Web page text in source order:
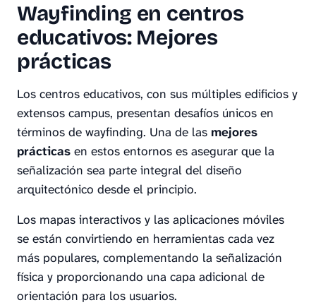
Wayfinding en centros
educativos: Mejores
prácticas
Los centros educativos, con sus múltiples edificios y
extensos campus, presentan desafíos únicos en
términos de wayfinding. Una de las mejores
prácticas en estos entornos es asegurar que la
señalización sea parte integral del diseño
arquitectónico desde el principio.
Los mapas interactivos y las aplicaciones móviles
se están convirtiendo en herramientas cada vez
más populares, complementando la señalización
física y proporcionando una capa adicional de
orientación para los usuarios.